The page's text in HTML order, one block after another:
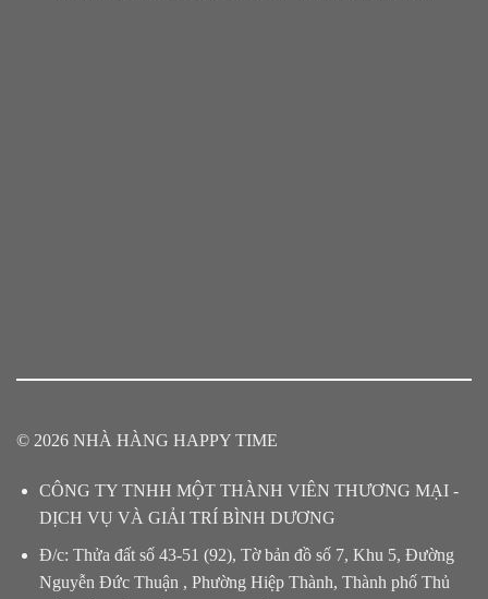
© 2026 NHÀ HÀNG HAPPY TIME
CÔNG TY TNHH MỘT THÀNH VIÊN THƯƠNG MẠI -
DỊCH VỤ VÀ GIẢI TRÍ BÌNH DƯƠNG
Đ/c: Thửa đất số 43-51 (92), Tờ bản đồ số 7, Khu 5, Đường
Nguyễn Đức Thuận , Phường Hiệp Thành, Thành phố Thủ